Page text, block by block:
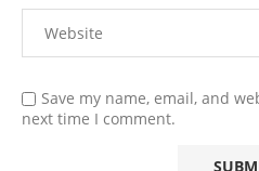
Save my name, email, and
next time I comment.